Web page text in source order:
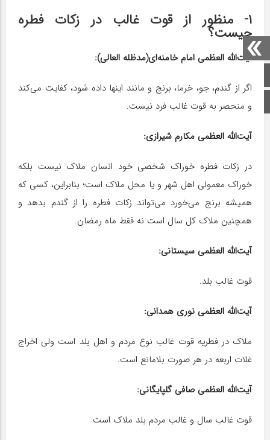
اینستاگرام
۱- منظور از قوت غالب در زکات فطره
چیست؟
آیت‌الله العظمی امام خامنه‌ای(مدظله العالی):
اگر از گندم، جو، خرما، برنج و مانند اینها داده شود، کفایت مى‌‏کند
و منحصر به قوت غالب فرد نیست.
آیت‌الله العظمی مکارم شیرازی:
در زکات فطره خوراک شخصی خود انسان ملاک نیست بلکه
خوراک معمولی اهل شهر و یا محل ملاک است؛ بنابراین، کسی که
همیشه برنج می‌خورد می‌تواند زکات فطره را از گندم بدهد و
همچنین ملاک کل سال است نه فقط ماه رمضان.
آیت‌الله العظمی سیستانی:
قوت غالب بلد.
آیت‌الله العظمی نوری همدانی:
ملاک در فطریه قوت غالب نوع مردم و اهل بلد است ولی اخراج
غلات اربعه در هر صورت بلامانع است.
آیت‌الله العظمی صافی گلپایگانی:
قوت غالب سال و غالب مردم بلد ملاک است